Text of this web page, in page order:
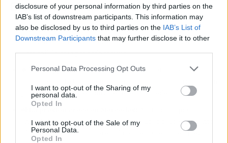
disclosure of your personal information by third parties on the
IAB’s list of downstream participants. This information may
also be disclosed by us to third parties on the IAB’s List of
Downstream Participants that may further disclose it to other
Personal Data Processing Opt Outs
I want to opt-out of the Sharing of my
personal data.
Opted In
I want to opt-out of the Sale of my
Personal Data.
Opted In
El chisme en 3 claves (TL;DR)
👀 Russell se ha destapado: Ha hablado sin tapujos de su
relación íntima con Toto Wolff y de cómo la irrupción de
Antonelli le está pasando factura.
🔥 Verstappen amenaza con todo:El neerlandés sigue
podría dejar a Russell sin asiento en Mercedes.
📲 La presión crece en Mercedes:
entre la lealtad a Russell y la cruda realidad del rendimiento.
El mundial de constructores y la paciencia están en juego.